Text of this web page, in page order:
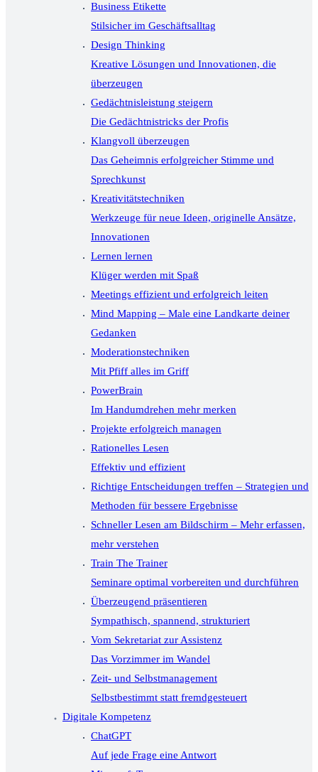
Business Etikette
Stilsicher im Geschäftsalltag
Design Thinking
Kreative Lösungen und Innovationen, die
überzeugen
Gedächtnisleistung steigern
Die Gedächtnistricks der Profis
Klangvoll überzeugen
Das Geheimnis erfolgreicher Stimme und
Sprechkunst
Kreativitätstechniken
Werkzeuge für neue Ideen, originelle Ansätze,
Innovationen
Lernen lernen
Klüger werden mit Spaß
Meetings effizient und erfolgreich leiten
Mind Mapping – Male eine Landkarte deiner
Gedanken
Moderationstechniken
Mit Pfiff alles im Griff
PowerBrain
Im Handumdrehen mehr merken
Projekte erfolgreich managen
Rationelles Lesen
Effektiv und effizient
Richtige Entscheidungen treffen – Strategien und
Methoden für bessere Ergebnisse
Schneller Lesen am Bildschirm – Mehr erfassen,
mehr verstehen
Train The Trainer
Seminare optimal vorbereiten und durchführen
Überzeugend präsentieren
Sympathisch, spannend, strukturiert
Vom Sekretariat zur Assistenz
Das Vorzimmer im Wandel
Zeit- und Selbstmanagement
Selbstbestimmt statt fremdgesteuert
Digitale Kompetenz
ChatGPT
Auf jede Frage eine Antwort